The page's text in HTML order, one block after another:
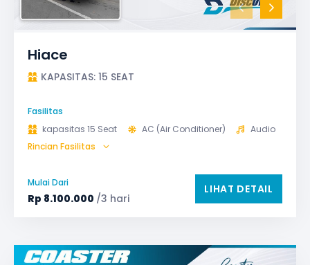
Hiace
KAPASITAS: 15 SEAT
Fasilitas
kapasitas 15 Seat
AC (Air Conditioner)
Audio
Bantal & Selimut (optional)
Safety Tools (P3K, Windows Breaker, dll)
Rincian Fasilitas
Mulai Dari
Rp 8.100.000 /3 hari
LIHAT DETAIL